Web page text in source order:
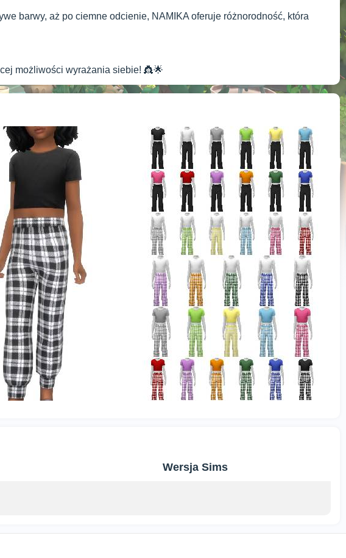
barwy, aż po ciemne odcienie, NAMIKA oferuje różnorodność, która
możliwości wyrażania siebie! 👸🌟
Wersja Sims